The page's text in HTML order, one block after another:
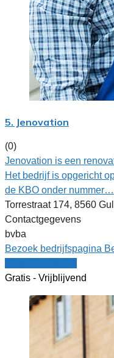
5. Jenovation
(0)
Jenovation is een
Het bedrijf is opgericht
de KBO onder nummer…
Torrestraat 174, 8560
Contactgegevens
bvba
Bezoek bedrijfspagina
Gratis - Vrijblijvend